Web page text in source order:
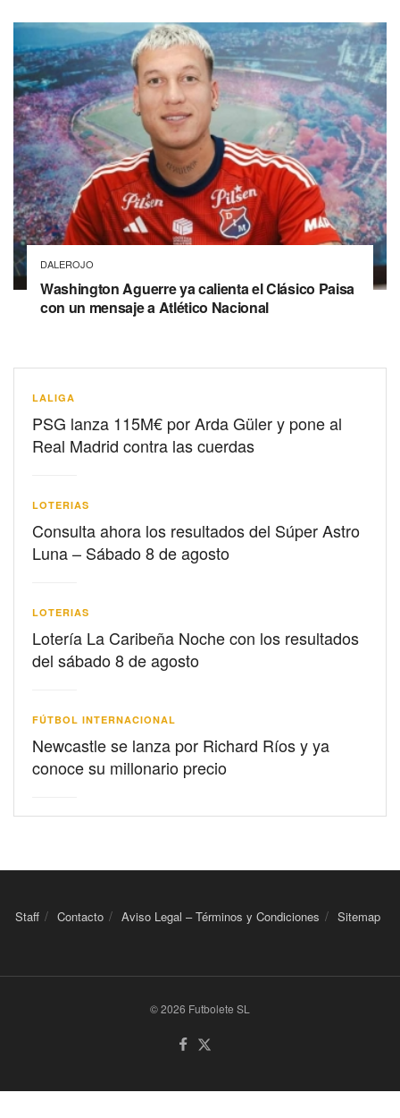
DALEROJO
Washington Aguerre ya calienta el Clásico Paisa
con un mensaje a Atlético Nacional
LALIGA
PSG lanza 115M€ por Arda Güler y pone al
Real Madrid contra las cuerdas
LOTERIAS
Consulta ahora los resultados del Súper Astro
Luna – Sábado 8 de agosto
LOTERIAS
Lotería La Caribeña Noche con los resultados
del sábado 8 de agosto
FÚTBOL INTERNACIONAL
Newcastle se lanza por Richard Ríos y ya
conoce su millonario precio
Staff Contacto Aviso Legal – Términos y Condiciones Sitemap
© 2026 Futbolete SL